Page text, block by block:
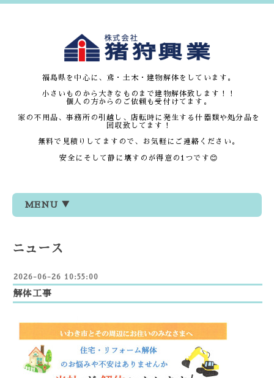
福島県を中心に、鳶・土木・建物解体をしています。
小さいものから大きなものまで建物解体致します！！
個人の方からのご依頼も受付けてます。
家の不用品、事務所の引越し、店転時に発生する什器類や処分品を
回収致してます！
無料で見積りしてますので、お気軽にご連絡ください。
安全にそして静に壊すのが得意の1つです😊
MENU ▼
ニュース
2026-06-26 10:55:00
解体工事